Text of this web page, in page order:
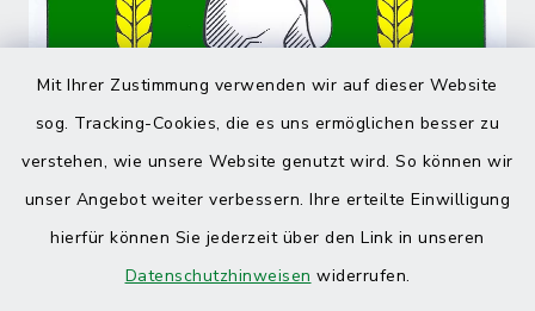
Mit Ihrer Zustimmung verwenden wir auf dieser Website
sog. Tracking-Cookies, die es uns ermöglichen besser zu
verstehen, wie unsere Website genutzt wird. So können wir
unser Angebot weiter verbessern. Ihre erteilte Einwilligung
hierfür können Sie jederzeit über den Link in unseren
Datenschutzhinweisen widerrufen.